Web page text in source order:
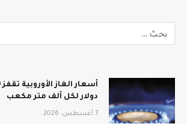
دولار لكل ألف متر مكعب
7 أغسطس، 2026